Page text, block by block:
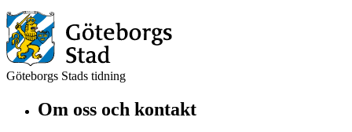
Göteborgs Stads tidning
Om oss och kontakt